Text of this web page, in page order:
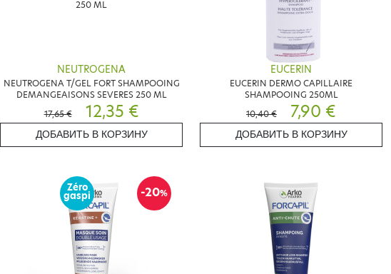
NEUTROGENA
NEUTROGENA T/GEL FORT SHAMPOOING
DEMANGEAISONS SEVERES 250 ML
17,65 €
12,35 €
ДОБАВИТЬ В КОРЗИНУ
EUCERIN
EUCERIN DERMO CAPILLAIRE
SHAMPOOING 250ML
10,40 €
7,90 €
ДОБАВИТЬ В КОРЗИНУ
-20%
Zéro
gaspi